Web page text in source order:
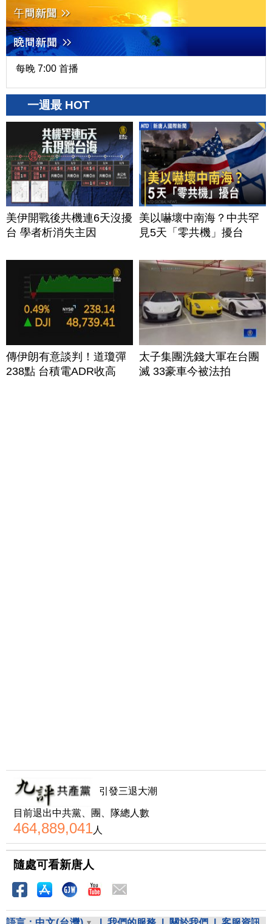
每晚 7:00 首播
一週最 HOT
美伊開戰後共機連6天沒擾
台 學者析消失主因
美以嚇壞中南海？中共罕
見5天「零共機」擾台
傳伊朗有意談判！道瓊彈
238點 台積電ADR收高
太子集團洗錢大軍在台團
滅 33豪車今被法拍
引發三退大潮
目前退出中共黨、團、隊總人數
464,889,041人
隨處可看新唐人